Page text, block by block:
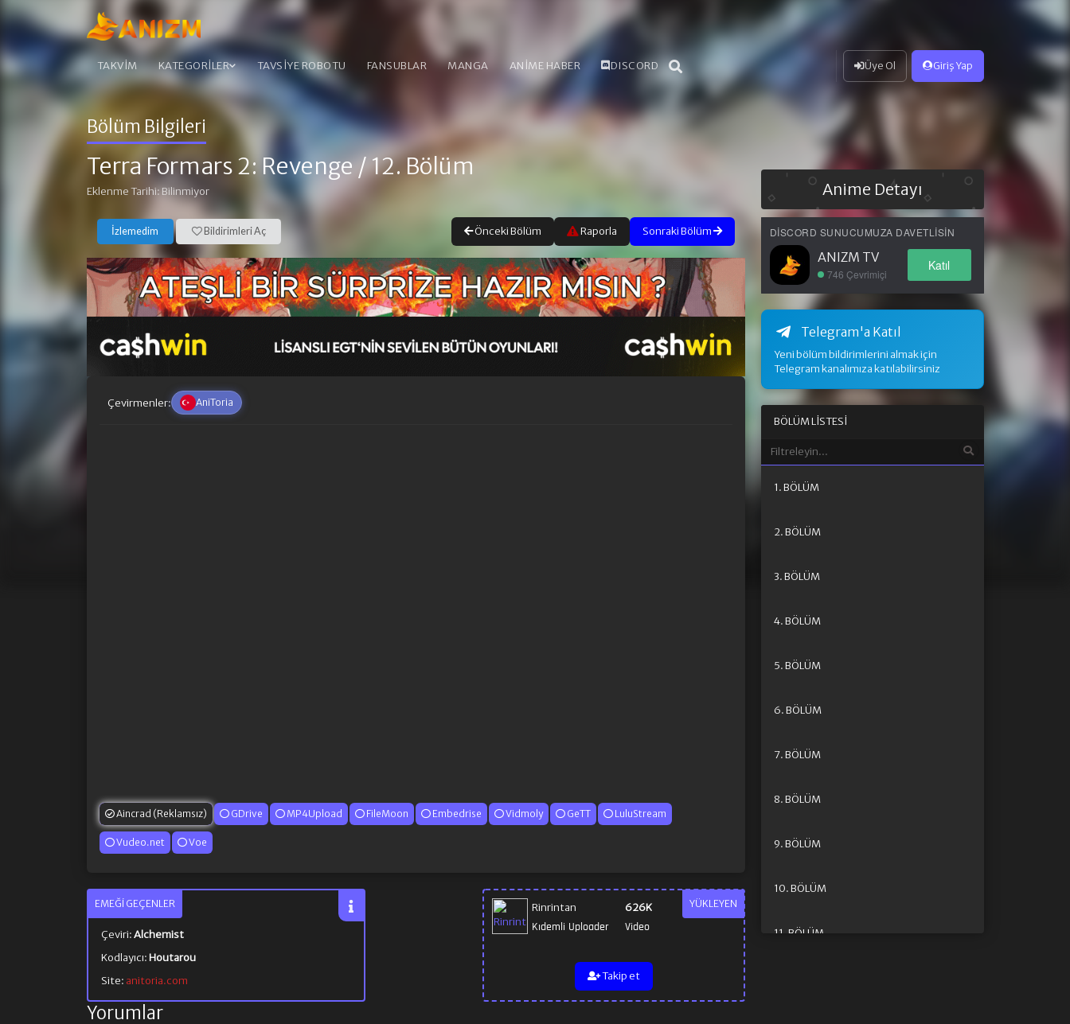
TAKVİM KATEGORİLER TAVSİYE ROBOTU FANSUBLAR MANGA ANİME HABER DISCORD Üye Ol Giriş Yap
Bölüm Bilgileri
Terra Formars 2: Revenge / 12. Bölüm
Eklenme Tarihi: Bilinmiyor
İzlemedim Bildirimleri Aç Önceki Bölüm Raporla Sonraki Bölüm
Çevirmenler: AniToria
Aincrad (Reklamsız) GDrive MP4Upload FileMoon Embedrise Vidmoly GeTT LuluStream
Vudeo.net Voe
YÜKLEYEN
Rinrintan
Kıdemli Uploader
626K
Video
Takip et
EMEĞI GEÇENLER
Çeviri:Alchemist
Kodlayıcı:Houtarou
Site: anitoria.com
Yorumlar
DISCORD SUNUCUMUZA DAVETLISIN
ANIZM TV
746 Çevrimiçi
Katıl
Telegram'a Katıl
Yeni bölüm bildirimlerini almak için
Telegram kanalımıza katılabilirsiniz
Anime Detayı
BÖLÜM LISTESI
1. BÖLÜM
2. BÖLÜM
3. BÖLÜM
4. BÖLÜM
5. BÖLÜM
6. BÖLÜM
7. BÖLÜM
8. BÖLÜM
9. BÖLÜM
10. BÖLÜM
11. BÖLÜM